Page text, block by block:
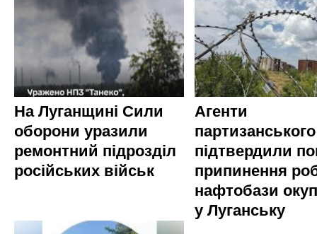
На Луганщині Сили
оборони уразили
ремонтний підрозділ
російських військ
Агенти
підтвердили
припинення
нафтобази
у Луганську